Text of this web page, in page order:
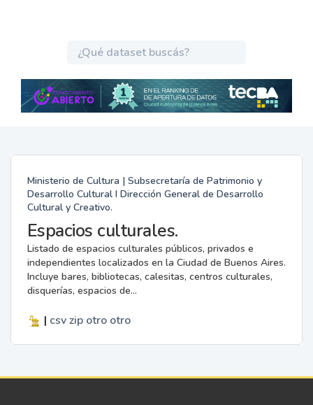
Ministerio de Cultura | Subsecretaría de Patrimonio y
Desarrollo Cultural I Dirección General de Desarrollo
Cultural y Creativo.
Espacios culturales.
Listado de espacios culturales públicos, privados e
independientes localizados en la Ciudad de Buenos Aires.
Incluye bares, bibliotecas, calesitas, centros culturales,
disquerías, espacios de...
| csv zip otro otro